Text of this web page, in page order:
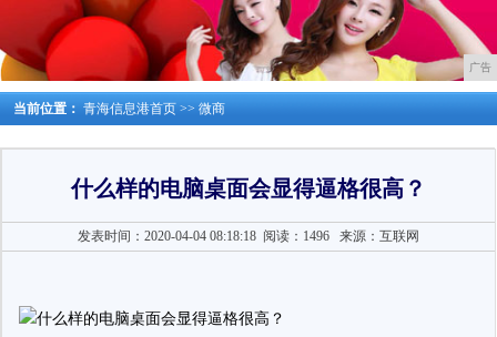
广告
当前位置： 青海信息港首页 >> 微商
什么样的电脑桌面会显得逼格很高？
发表时间：2020-04-04 08:18:18 阅读：1496来源：互联网